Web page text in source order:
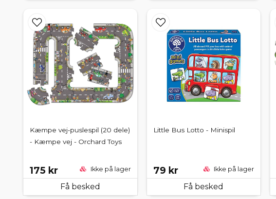
Kæmpe vej-puslespil (20 dele)
- Kæmpe vej - Orchard Toys
175 kr Ikke på lager
Få besked
Little Bus Lotto - Minispil
79 kr Ikke på lager
Få besked